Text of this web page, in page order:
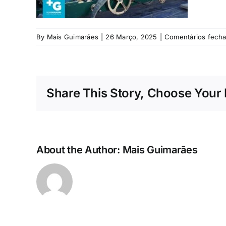
By Mais Guimarães 26 Março, 2025 Comentários
Share This Story, Choose Your
About the Author: Mais Guimarães